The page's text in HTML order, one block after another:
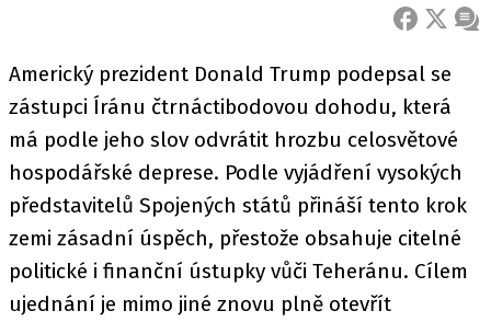
FACEBOOK
X
Americký prezident Donald Trump podepsal se
zástupci Íránu čtrnáctibodovou dohodu, která
má podle jeho slov odvrátit hrozbu celosvětové
hospodářské deprese. Podle vyjádření vysokých
představitelů Spojených států přináší tento krok
zemi zásadní úspěch, přestože obsahuje citelné
politické i finanční ústupky vůči Teheránu. Cílem
ujednání je mimo jiné znovu plně otevřít